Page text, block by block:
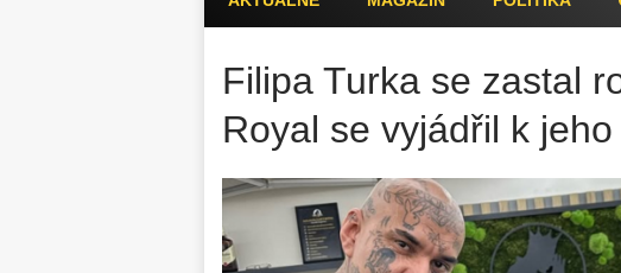
Filipa Turka se zastal
Royal se vyjádřil k